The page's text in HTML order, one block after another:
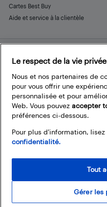
Cartes Best Buy
Aide et service à la clientèle
Restez connecté
FacebookInstagram
PinterestLinkedIn
Le respect de la vie
Nous et nos partenaires de
pour vous offrir une
personnalisée et pour
Web. Vous pouvez accepter
préférences ci-dessous.
Pour plus d’information,
confidentialité.
Gérer les
Tout